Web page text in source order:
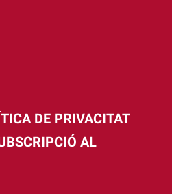
DE PRIVACITAT
AL